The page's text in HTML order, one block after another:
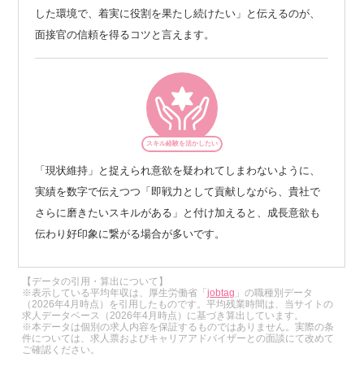
した環境で、着実に役割を果たし続けたい」と伝えるのが、
面接官の信頼を得るコツと言えます。
スキル経験を活かしたい
「現状維持」と捉えられ意欲を疑われてしまわないように、
実績を数字で伝えつつ「即戦力として貢献しながら、貴社で
さらに磨きたいスキルがある」と付け加えると、成長意欲も
伝わり好印象に繋がる場合が多いです。
【データの引用・算出について】
※表示している平均年収は、厚生労働省「jobtag 」の職種別データ
（2026年4月時点）を引用したものです。平均残業時間は、当サイトの
求人データベース（2026年4月時点）に基づき算出しています。
※本データは個別の求人内容を保証するものではありません。実際の条
件については、求人票およびキャリアアドバイザーとの面談にて改めて
ご確認ください。